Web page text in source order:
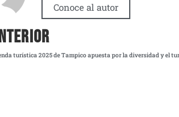
Conoce al autor
turística 2025 de Tampico apuesta por la diversidad y el